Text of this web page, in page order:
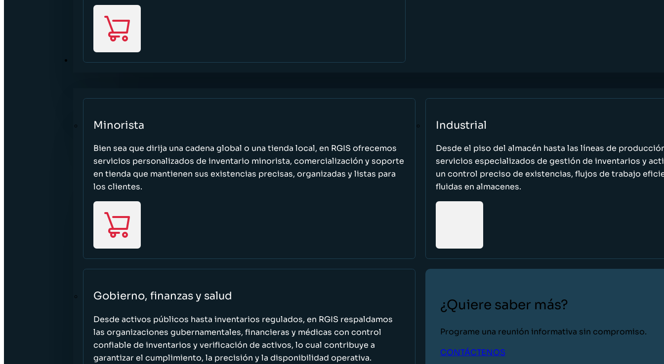
SECTORES
Minorista
Bien sea que dirija una cadena global o una tienda local, en RGIS ofrecemos
servicios personalizados de inventario minorista, comercialización y soporte
en tienda que mantienen sus existencias precisas, organizadas y listas para
los clientes.
Industrial
Desde el piso del almacén hasta las líneas de
servicios especializados de gestión de inventarios y
un control preciso de existencias, flujos de trabajo
fluidas en almacenes.
Gobierno, finanzas y salud
Desde activos públicos hasta inventarios regulados, en RGIS respaldamos
las organizaciones gubernamentales, financieras y médicas con control
confiable de inventarios y verificación de activos, lo cual contribuye a
garantizar el cumplimiento, la precisión y la disponibilidad operativa.
¿Quiere saber más?
Programe una reunión informativa sin compromiso.
CONTÁCTENOS